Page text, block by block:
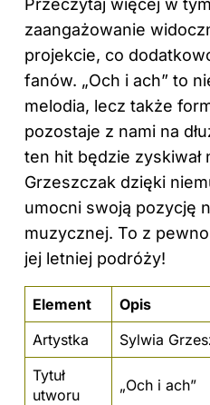
Przeczytaj więcej w
zaangażowanie
projekcie, co
fanów. „Och i ach” to
melodia, lecz także
pozostaje z nami na
ten hit będzie zyskiwał
Grzeszczak dzięki
umocni swoją pozycję
muzycznej. To z
jej letniej podróży!
Element
Opis
Artystka
Sylwia
Tytuł
utworu
„Och i ach”